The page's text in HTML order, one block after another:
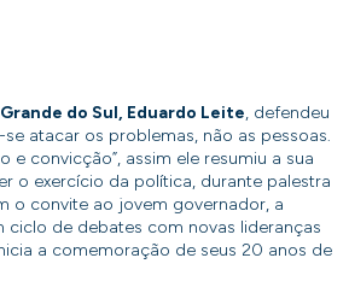
do Sul, Eduardo Leite, defendeu
atacar os problemas, não as pessoas.
e convicção”, assim ele resumiu a sua
o exercício da política, durante palestra
o convite ao jovem governador, a
ciclo de debates com novas lideranças
a comemoração de seus 20 anos de